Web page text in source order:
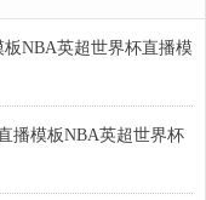
板NBA英超世界杯直播模
播模板NBA英超世界杯